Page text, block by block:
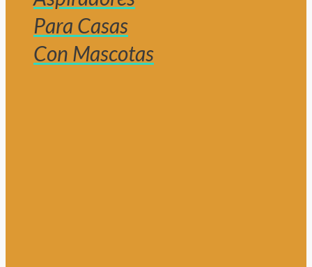
Para Casas
Con Mascotas